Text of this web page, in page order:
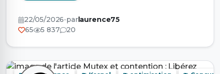
22/05/2026•parlaurence75
65
5 837 20